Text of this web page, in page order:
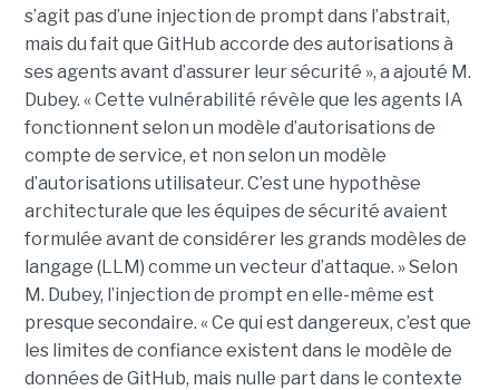
s’agit pas d’une injection de prompt dans l’abstrait,
mais du fait que GitHub accorde des autorisations à
ses agents avant d’assurer leur sécurité », a ajouté M.
Dubey. « Cette vulnérabilité révèle que les agents IA
fonctionnent selon un modèle d’autorisations de
compte de service, et non selon un modèle
d’autorisations utilisateur. C’est une hypothèse
architecturale que les équipes de sécurité avaient
formulée avant de considérer les grands modèles de
langage (LLM) comme un vecteur d’attaque. » Selon
M. Dubey, l’injection de prompt en elle-même est
presque secondaire. « Ce qui est dangereux, c’est que
les limites de confiance existent dans le modèle de
données de GitHub, mais nulle part dans le contexte